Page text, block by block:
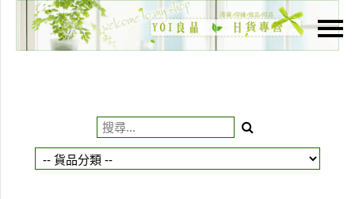
主頁
貨品分類